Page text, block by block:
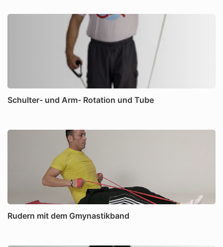
Schulter- und Arm- Rotation und Tube
Rudern mit dem Gmynastikband